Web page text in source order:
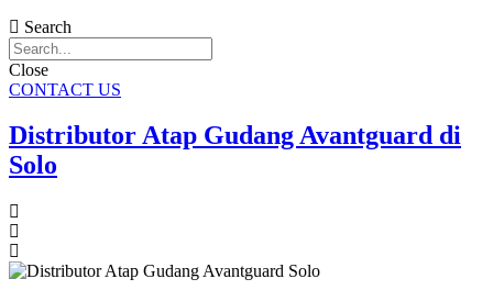
Search
Close
CONTACT US
Distributor Atap Gudang Avantguard di
Solo